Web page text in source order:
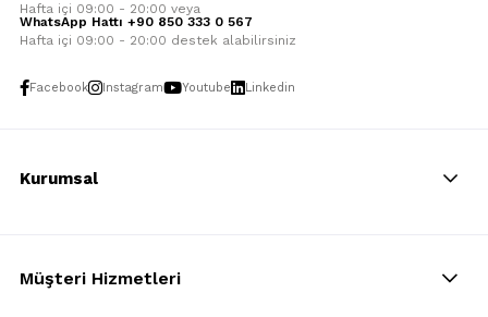
Hafta içi 09:00 - 20:00 veya
WhatsApp Hattı +90 850 333 0 567
Hafta içi 09:00 - 20:00 destek alabilirsiniz
Facebook Instagram Youtube Linkedin
Kurumsal
Müşteri Hizmetleri